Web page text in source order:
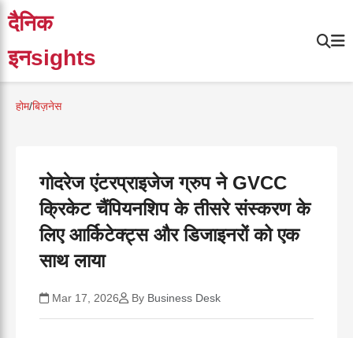
दैनिक
इनsights
होम/बिज़नेस
गोदरेज एंटरप्राइजेज ग्रुप ने GVCC
क्रिकेट चैंपियनशिप के तीसरे संस्करण के
लिए आर्किटेक्ट्स और डिजाइनरों को एक
साथ लाया
Mar 17, 2026 By Business Desk